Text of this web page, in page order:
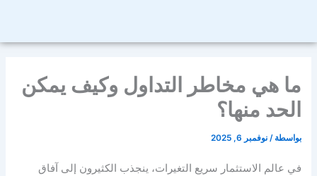
ما هي مخاطر التداول وكيف يمكن
الحد منها؟
بواسطة/نوفمبر 6, 2025
في عالم الاستثمار سريع التغيرات، ينجذب الكثيرون إلى آفاق